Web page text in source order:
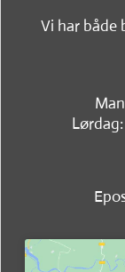
Vi har både